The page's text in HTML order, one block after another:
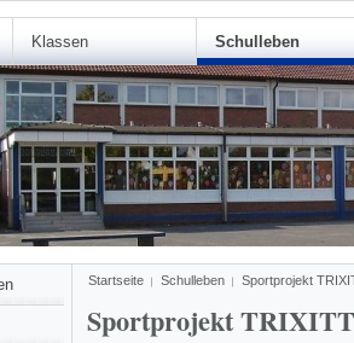
Klassen Schulleben
Startseite Schulleben Sportprojekt
Sportprojekt TRIXITT